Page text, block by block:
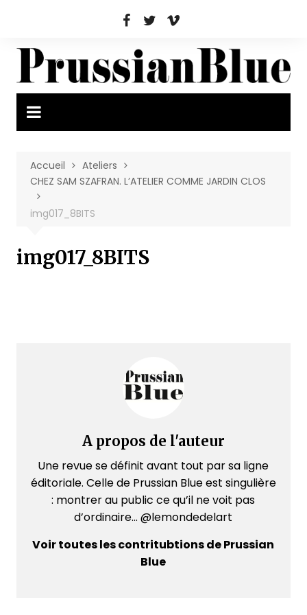
Accueil
Ateliers
CHEZ SAM SZAFRAN. L’ATELIER COMME JARDIN CLOS
img017_8BITS
img017_8BITS
A propos de l'auteur
Une revue se définit avant tout par sa ligne
éditoriale. Celle de Prussian Blue est singulière
: montrer au public ce qu’il ne voit pas
d’ordinaire... @lemondedelart
Voir toutes les contritubtions de Prussian
Blue